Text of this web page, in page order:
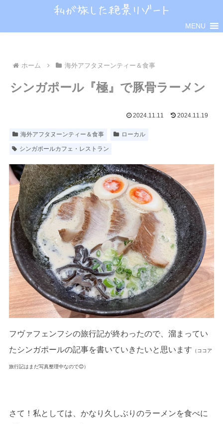
MENU
ホーム 海外アフタヌーンティー＆食事
シンガポール『極』で豚骨ラーメン
2024.11.11 2024.11.19
海外アフタヌーンティー＆食事 ローカル
シンガポールカフェ・レストラン
フヴァフェンフシの旅行記が終わったので、溜まってい
たシンガポールの記事を書いていきたいと思います
（ココア
旅行記はまだ写真整理中なので😊）
さて！私としては、かなり久しぶりのラーメンを食べに